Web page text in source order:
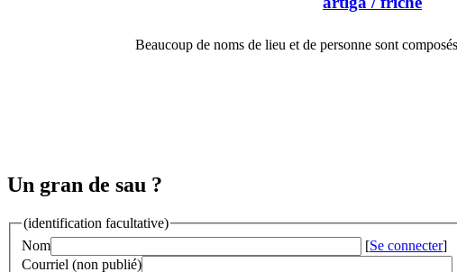
Beaucoup de noms de lieu et de personne sont
Un gran de sau ?
(identification facultative)
Nom
[Se connecter]
Courriel (non publié)